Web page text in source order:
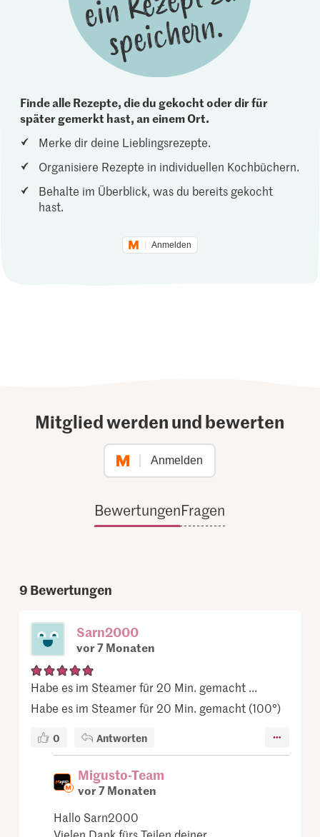
Finde alle Rezepte, die du gekocht oder dir für
später gemerkt hast, an einem Ort.
Merke dir deine Lieblingsrezepte.
Organisiere Rezepte in individuellen Kochbüchern.
Behalte im Überblick, was du bereits gekocht
hast.
Anmelden
Mitglied werden und bewerten
Anmelden
BewertungenFragen
9 Bewertungen
Sarn2000
vor 7 Monaten
Habe es im Steamer für 20 Min. gemacht ...
Habe es im Steamer für 20 Min. gemacht (100°)
0 Antworten
Migusto-Team
vor 7 Monaten
Hallo Sarn2000
Vielen Dank fürs Teilen deiner